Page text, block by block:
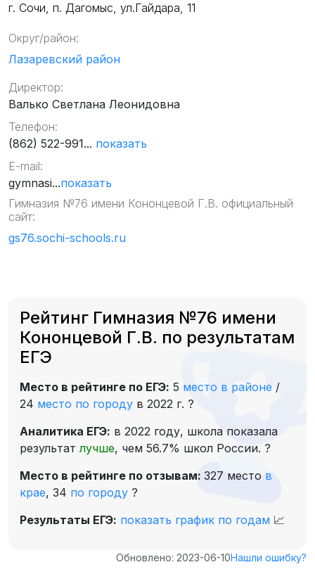
г. Сочи, п. Дагомыс, ул.Гайдара, 11
Округ/район:
Лазаревский район
Директор:
Валько Светлана Леонидовна
Телефон:
(862) 522-991... показать
E-mail:
gymnasi...показать
Гимназия №76 имени Кононцевой Г.В. официальный
сайт:
gs76.sochi-schools.ru
Рейтинг Гимназия №76 имени
Кононцевой Г.В. по результатам
ЕГЭ
Место в рейтинге по ЕГЭ: 5 место в районе /
24 место по городу в 2022 г. ?
Аналитика ЕГЭ: в 2022 году, школа показала
результатлучше, чем 56.7% школ России. ?
Место в рейтинге по отзывам: 327 место в
крае, 34 по городу ?
Результаты ЕГЭ: показать график по годам 📈
Обновлено: 2023-06-10Нашли ошибку?